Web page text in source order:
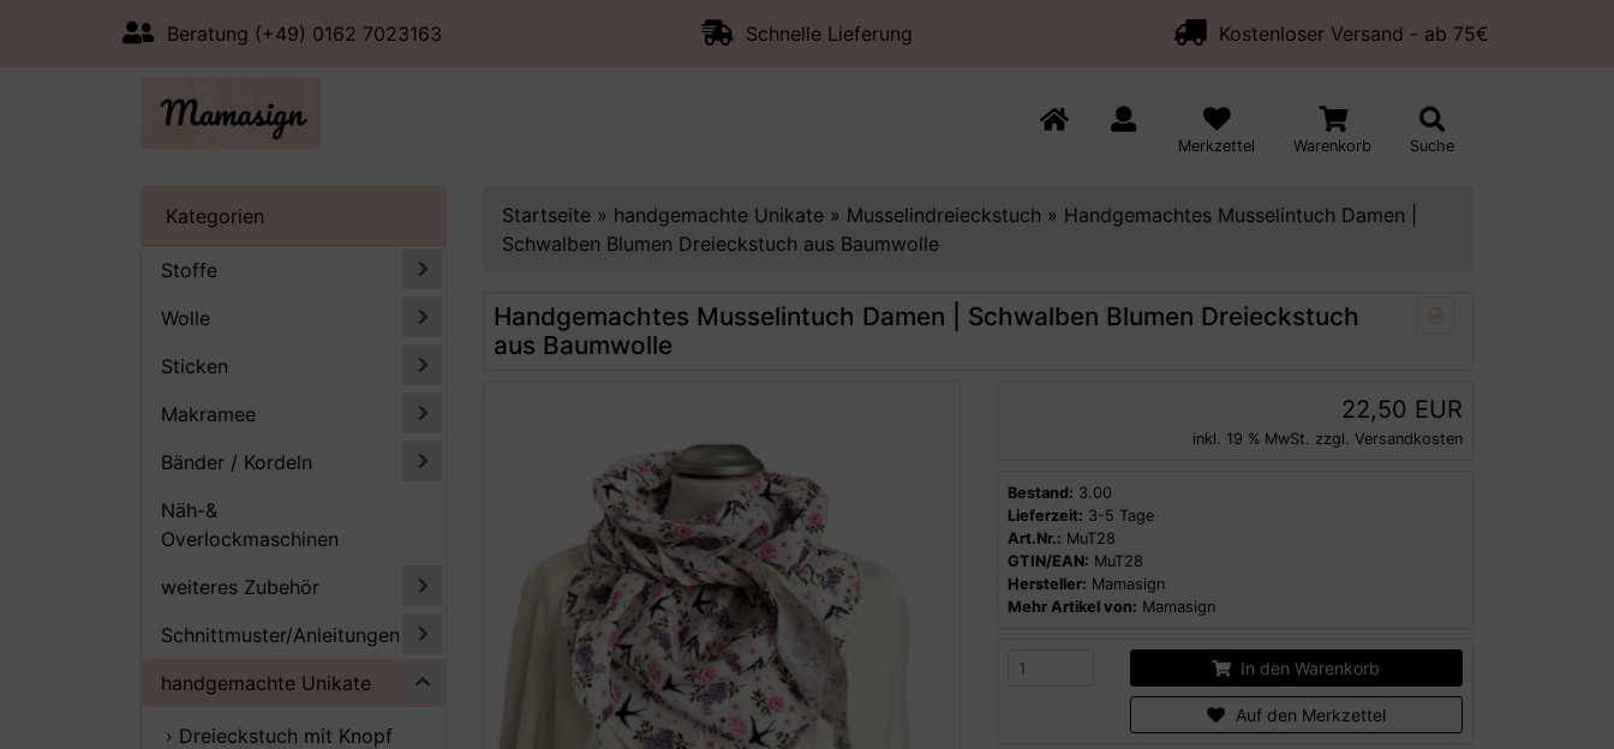
Beratung (+49) 0162 7023163 Schnelle Lieferung Kostenloser Versand - ab 75€
Merkzettel Warenkorb Suche
Kategorien
Stoffe
Wolle
Sticken
Makramee
Bänder / Kordeln
Näh-&
Overlockmaschinen
weiteres Zubehör
Schnittmuster/Anleitungen
handgemachte Unikate
› Dreieckstuch mit Knopf
Startseite » handgemachte Unikate » Musselindreieckstuch » Handgemachtes Musselintuch Damen |
Schwalben Blumen Dreieckstuch aus Baumwolle
Handgemachtes Musselintuch Damen | Schwalben Blumen Dreieckstuch
aus Baumwolle
22,50 EUR
inkl. 19 % MwSt. zzgl. Versandkosten
Bestand: 3.00
Lieferzeit: 3-5 Tage
Art.Nr.: MuT28
GTIN/EAN: MuT28
Hersteller: Mamasign
Mehr Artikel von: Mamasign
In den Warenkorb
Auf den Merkzettel